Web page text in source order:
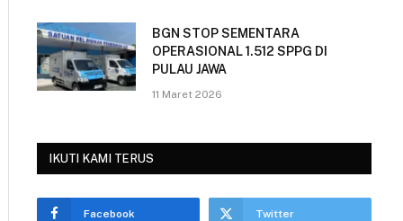
BGN STOP SEMENTARA
OPERASIONAL 1.512 SPPG DI
PULAU JAWA
11 Maret 2026
IKUTI KAMI TERUS
Facebook Twitter